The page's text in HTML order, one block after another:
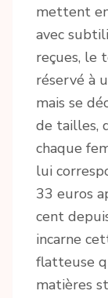
mettent
avec
reçues, le
réservé à
mais se
de tailles,
chaque
lui
33 euros
cent
incarne
flatteuse
matières